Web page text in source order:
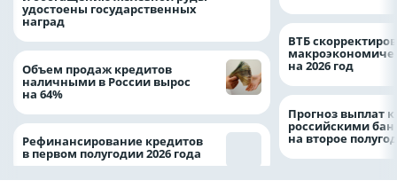
удостоены государственных
наград
Объем продаж кредитов
наличными в России вырос
на 64%
Рефинансирование кредитов
в первом полугодии 2026 года
ВТБ
на 2026 год
Прогноз выплат
российскими
на второе